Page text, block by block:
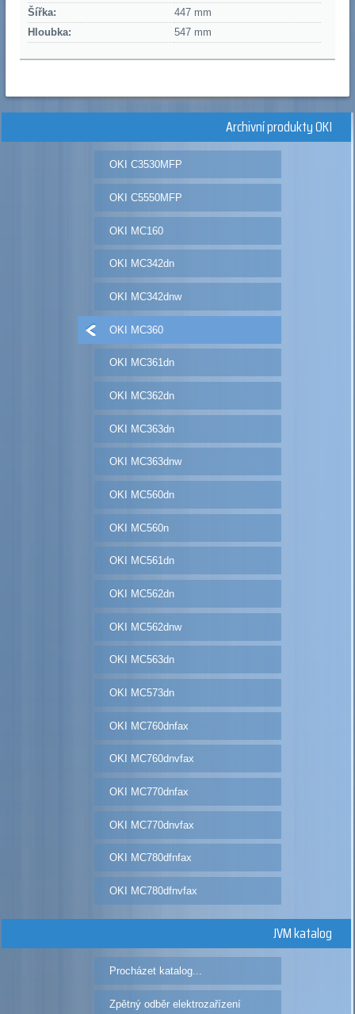
Šířka:
447 mm
Hloubka:
547 mm
Archivní produkty OKI
OKI C3530MFP
OKI C5550MFP
OKI MC160
OKI MC342dn
OKI MC342dnw
OKI MC360
OKI MC361dn
OKI MC362dn
OKI MC363dn
OKI MC363dnw
OKI MC560dn
OKI MC560n
OKI MC561dn
OKI MC562dn
OKI MC562dnw
OKI MC563dn
OKI MC573dn
OKI MC760dnfax
OKI MC760dnvfax
OKI MC770dnfax
OKI MC770dnvfax
OKI MC780dfnfax
OKI MC780dfnvfax
JVM katalog
Procházet katalog...
Zpětný odběr elektrozařízení